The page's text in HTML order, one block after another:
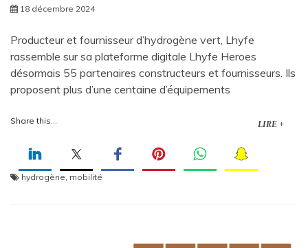
18 décembre 2024
Producteur et fournisseur d’hydrogène vert, Lhyfe
rassemble sur sa plateforme digitale Lhyfe Heroes
désormais 55 partenaires constructeurs et fournisseurs. Ils
proposent plus d’une centaine d’équipements
Share this... LIRE +
hydrogène, mobilité